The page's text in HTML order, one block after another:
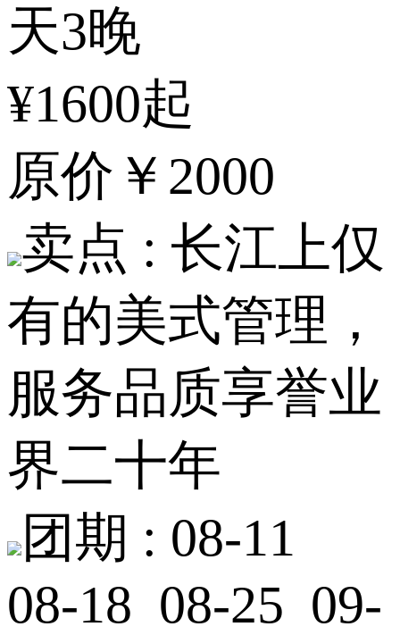
天3晚
¥1600起
原价 ￥2000
卖点 : 长江上仅
有的美式管理，
服务品质享誉业
界二十年
团期 : 08-11
08-18 08-25 09-